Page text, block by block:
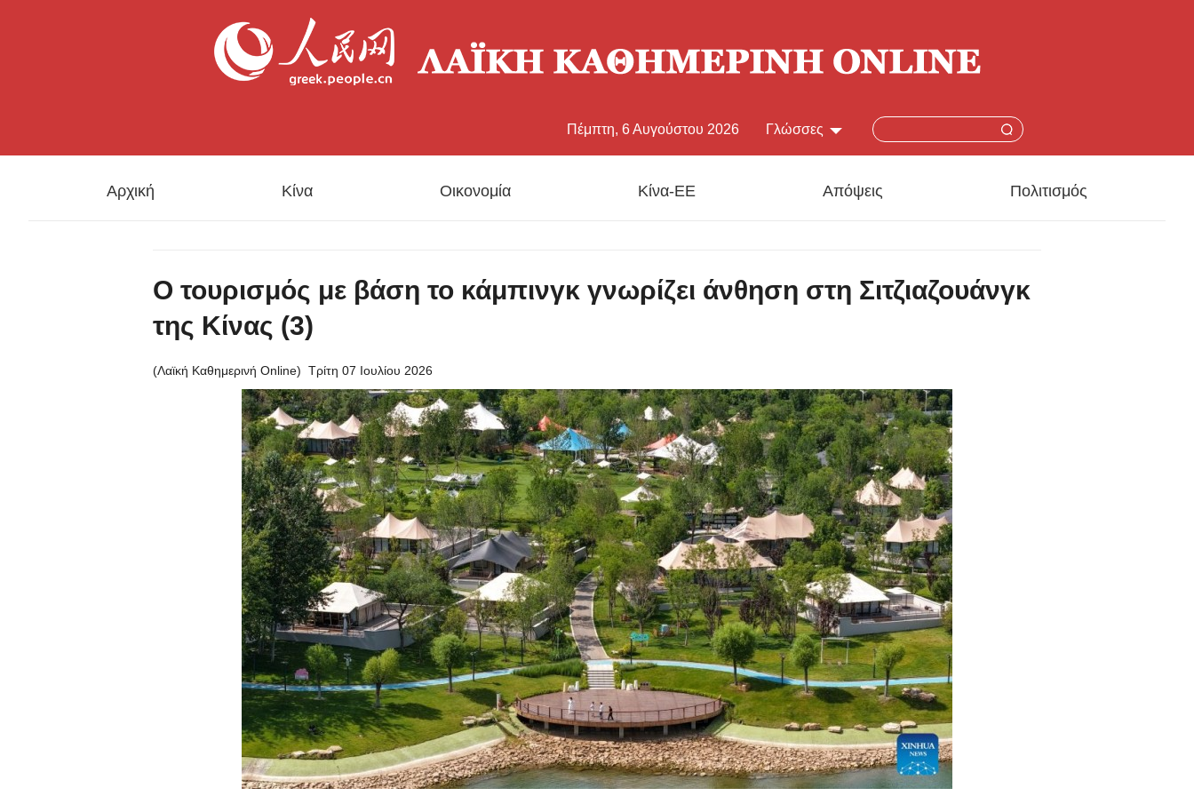
Γλώσσες
Русский
عربي
한국어
Deutsch
Português
Kiswahili
Italiano
Қазақ тілі
ภาษาไทย
Bahasa Melayu
Πέμπτη, 6 Αυγούστου 2026
Αρχική Κίνα Οικονομία Κίνα-ΕΕ Απόψεις Πολιτισμός
Ο τουρισμός με βάση το κάμπινγκ γνωρίζει άνθηση στη Σιτζιαζουάνγκ
της Κίνας (3)
(Λαϊκή Καθημερινή Online) Τρίτη 07 Ιουλίου 2026